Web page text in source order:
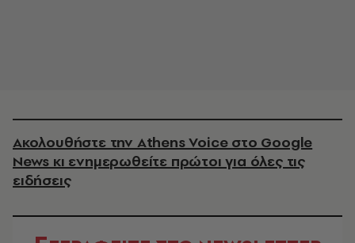
Ακολουθήστε την Athens Voice στο Google
News κι ενημερωθείτε πρώτοι για όλες τις
ειδήσεις